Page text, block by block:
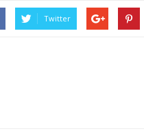
Twitter